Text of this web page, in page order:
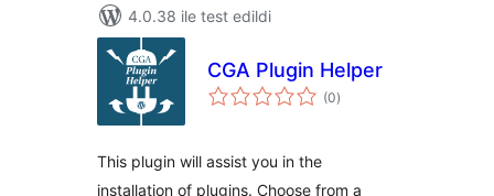
4.0.38 ile test edildi
CGA Plugin Helper
(0toplam
puan
)
This plugin will assist you in the
installation of plugins. Choose from a